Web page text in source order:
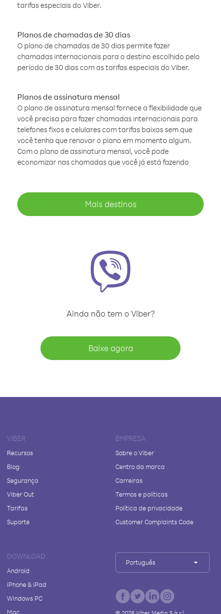
tarifas especiais do Viber.
Planos de chamadas de 30 dias
O plano de chamadas de 30 dias permite fazer
chamadas internacionais para o destino escolhido pelo
período de 30 dias com as tarifas especiais do Viber.
Planos de assinatura mensal
O plano de assinatura mensal fornece a flexibilidade que
você precisa para fazer chamadas internacionais para
telefones fixos e celulares com tarifas baixas sem que
você tenha que renovar o plano em momento algum.
Com o plano de assinatura mensal, você pode
economizar nas chamadas que você já está fazendo
Mais destinos
Ainda não tem o Viber?
Baixe agora
VIBER
Recursos
Blog
Segurança
Viber Out
Tarifas
Suporte
EMPRESA
Sobre o Viber
Centro da marca
Carreiras
Termos e políticas
Política de privacidade
Customer Complaints Code
DOWNLOAD
Android
iPhone & iPad
Windows PC
Mac
Português